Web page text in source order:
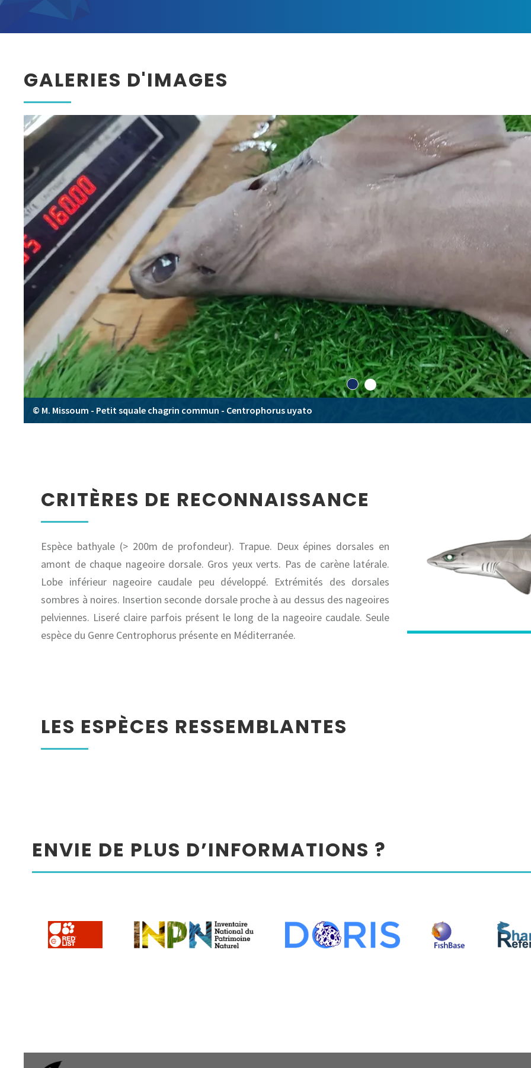
GALERIES D'IMAGES
© M. Missoum - Petit squale chagrin commun - Centrophorus uyato
CRITÈRES DE RECONNAISSANCE
Espèce bathyale (> 200m de profondeur). Trapue. Deux épines dorsales en
amont de chaque nageoire dorsale. Gros yeux verts. Pas de carène latérale.
Lobe inférieur nageoire caudale peu développé. Extrémités des dorsales
sombres à noires. Insertion seconde dorsale proche à au dessus des nageoires
pelviennes. Liseré claire parfois présent le long de la nageoire caudale. Seule
espèce du Genre Centrophorus présente en Méditerranée.
LES ESPÈCES RESSEMBLANTES
ENVIE DE PLUS D’INFORMATIONS ?